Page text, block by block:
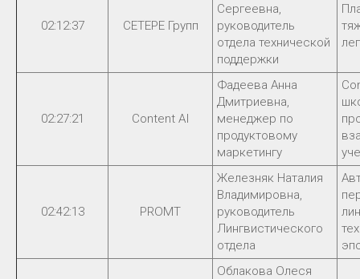
02:12:37 СЕТЕРЕ Групп
Сергеевна,
руководитель
отдела технической
поддержки
02:27:21 Content AI
Фадеева Анна
Дмитриевна,
менеджер по
продуктовому
маркетингу
02:42:13 PROMT
Железняк Наталия
Владимировна,
руководитель
Лингвистического
отдела
Облакова Олеся